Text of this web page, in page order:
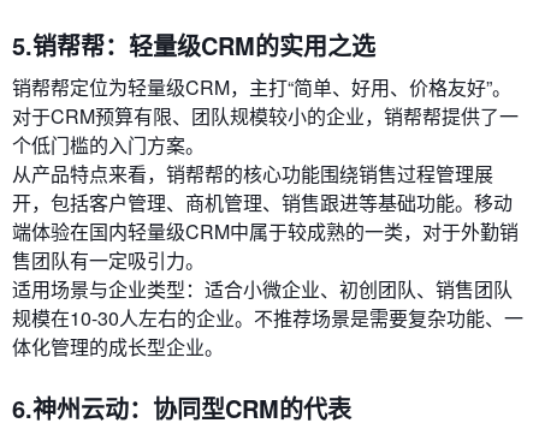
5.销帮帮：轻量级CRM的实用之选
销帮帮定位为轻量级CRM，主打“简单、好用、价格友好”。
对于CRM预算有限、团队规模较小的企业，销帮帮提供了一
个低门槛的入门方案。
从产品特点来看，销帮帮的核心功能围绕销售过程管理展
开，包括客户管理、商机管理、销售跟进等基础功能。移动
端体验在国内轻量级CRM中属于较成熟的一类，对于外勤销
售团队有一定吸引力。
适用场景与企业类型：适合小微企业、初创团队、销售团队
规模在10-30人左右的企业。不推荐场景是需要复杂功能、一
体化管理的成长型企业。
6.神州云动：协同型CRM的代表